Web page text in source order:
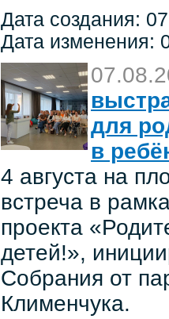
Дата создания:
Дата изменения:
для
в
4 августа на
встреча в
проекта
детей!»,
Собрания от
Клименчука.